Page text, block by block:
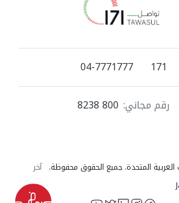
171
04-7771777
رقم مجاني: 800 8238
آخر